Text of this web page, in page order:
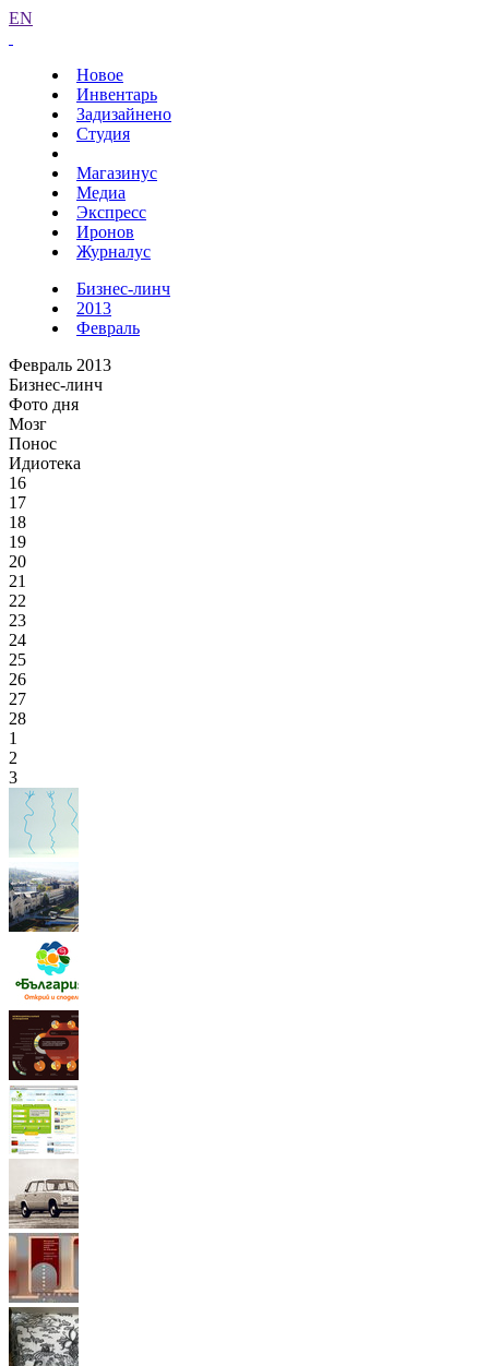
EN
Новое
Инвентарь
Задизайнено
Студия
Магазинус
Медиа
Экспресс
Иронов
Журналус
Бизнес-линч
2013
Февраль
Февраль 2013
Бизнес-линч
Фото дня
Мозг
Понос
Идиотека
16
17
18
19
20
21
22
23
24
25
26
27
28
1
2
3